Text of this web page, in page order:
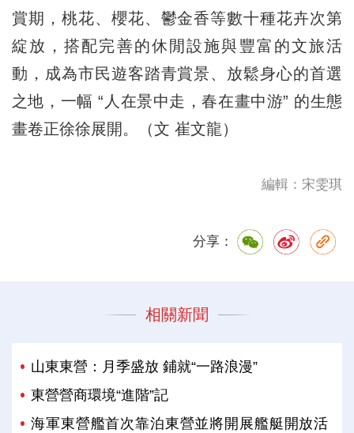
賞期，桃花、櫻花、鬱金香等數十種花卉次第
綻放，搭配完善的休閒設施與豐富的文旅活
動，成為市民遊客踏青賞景、放鬆身心的首選
之地，一幅 “人在景中走，春在畫中游” 的生態
畫卷正徐徐展開。（文 崔文龍）
編輯：宋雯琪
分享：
相關新聞
山東東營：月季盛放 鋪就“一路浪漫”
東營營商環境“進階”記
海軍東營艦首次靠泊東營並將開展艦艇開放活